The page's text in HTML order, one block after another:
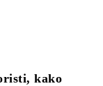
kako